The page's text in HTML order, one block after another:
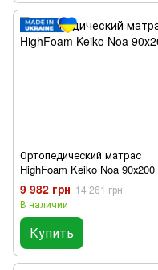
Ортопедический матрас
HighFoam Keiko Noa 90х200
9 982 грн 14 261 грн
В наличии
Купить